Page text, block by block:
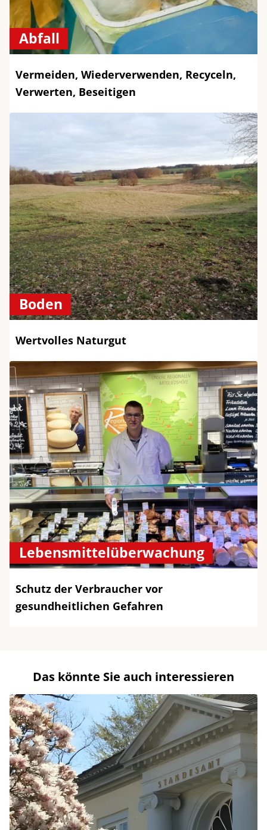
Abfall
Vermeiden, Wiederverwenden, Recyceln,
Verwerten, Beseitigen
Boden
Wertvolles Naturgut
Lebensmittelüberwachung
Schutz der Verbraucher vor
gesundheitlichen Gefahren
Das könnte Sie auch interessieren